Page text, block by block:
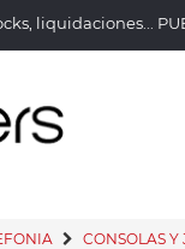
liquidaciones...
CONSOLAS Y